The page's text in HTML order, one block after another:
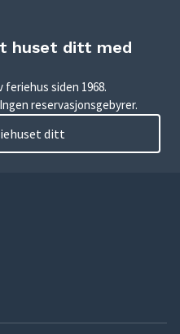
huset ditt med
feriehus siden 1968.
reservasjonsgebyrer.
ditt